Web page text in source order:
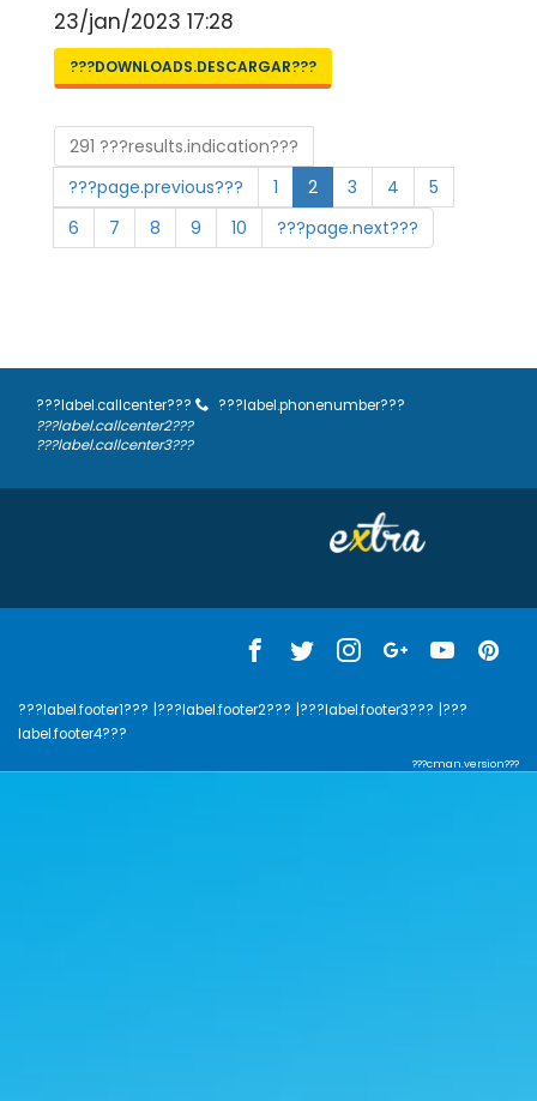
23/jan/2023 17:28
???DOWNLOADS.DESCARGAR???
291 ???results.indication???
???page.previous???
1 2 3 4
5
6
7 8 9 10 ???page.next???
???label.callcenter???
???label.phonenumber???
???label.callcenter2???
???label.callcenter3???
???label.footer1??? |???label.footer2??? |???label.footer3??? |???
label.footer4???
???cman.version???